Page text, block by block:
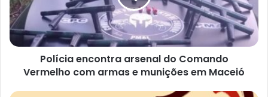
Polícia encontra arsenal do Comando
Vermelho com armas e munições em Maceió